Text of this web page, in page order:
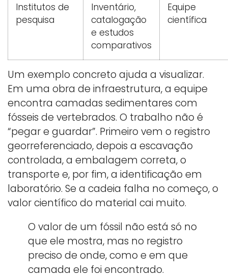
Institutos de
pesquisa
Inventário,
catalogação
e estudos
comparativos
Equipe
científica
Um exemplo concreto ajuda a visualizar.
Em uma obra de infraestrutura, a equipe
encontra camadas sedimentares com
fósseis de vertebrados. O trabalho não é
“pegar e guardar”. Primeiro vem o registro
georreferenciado, depois a escavação
controlada, a embalagem correta, o
transporte e, por fim, a identificação em
laboratório. Se a cadeia falha no começo, o
valor científico do material cai muito.
O valor de um fóssil não está só no
que ele mostra, mas no registro
preciso de onde, como e em que
camada ele foi encontrado.